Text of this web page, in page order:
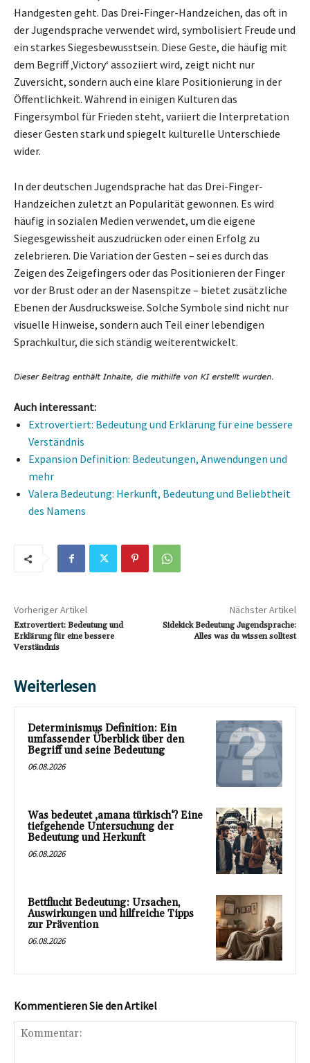
Handgesten geht. Das Drei-Finger-Handzeichen, das oft in
der Jugendsprache verwendet wird, symbolisiert Freude und
ein starkes Siegesbewusstsein. Diese Geste, die häufig mit
dem Begriff ‚Victory‘ assoziiert wird, zeigt nicht nur
Zuversicht, sondern auch eine klare Positionierung in der
Öffentlichkeit. Während in einigen Kulturen das
Fingersymbol für Frieden steht, variiert die Interpretation
dieser Gesten stark und spiegelt kulturelle Unterschiede
wider.
In der deutschen Jugendsprache hat das Drei-Finger-
Handzeichen zuletzt an Popularität gewonnen. Es wird
häufig in sozialen Medien verwendet, um die eigene
Siegesgewissheit auszudrücken oder einen Erfolg zu
zelebrieren. Die Variation der Gesten – sei es durch das
Zeigen des Zeigefingers oder das Positionieren der Finger
vor der Brust oder an der Nasenspitze – bietet zusätzliche
Ebenen der Ausdrucksweise. Solche Symbole sind nicht nur
visuelle Hinweise, sondern auch Teil einer lebendigen
Sprachkultur, die sich ständig weiterentwickelt.
Auch interessant:
Extrovertiert: Bedeutung und Erklärung für eine bessere
Verständnis
Expansion Definition: Bedeutungen, Anwendungen und
mehr
Valera Bedeutung: Herkunft, Bedeutung und Beliebtheit
des Namens
Vorheriger Artikel
Extrovertiert: Bedeutung und
Erklärung für eine bessere
Verständnis
Nächster Artikel
Sidekick Bedeutung Jugendsprache:
Alles was du wissen solltest
Weiterlesen
Determinismus Definition: Ein
umfassender Überblick über den
Begriff und seine Bedeutung
06.08.2026
Was bedeutet ‚amana türkisch‘? Eine
tiefgehende Untersuchung der
Bedeutung und Herkunft
06.08.2026
Bettflucht Bedeutung: Ursachen,
Auswirkungen und hilfreiche Tipps
zur Prävention
06.08.2026
Kommentieren Sie den Artikel